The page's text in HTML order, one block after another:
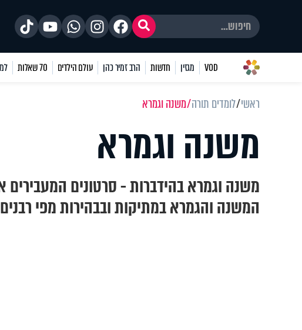
VOD מגזין חדשות הרב זמיר כהן עולם הילדים 70 שאלות
ראשי לומדים תורה משנה וגמרא
משנה וגמרא
משנה וגמרא בהידברות - סרטונים המעבירים
המשנה והגמרא במתיקות ובבהירות מפי